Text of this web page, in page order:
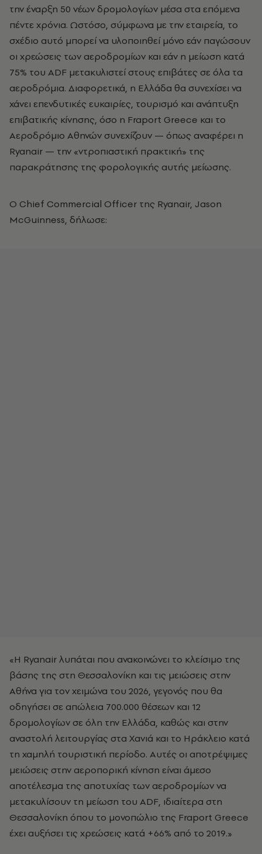
την έναρξη 50 νέων δρομολογίων μέσα στα επόμενα
πέντε χρόνια. Ωστόσο, σύμφωνα με την εταιρεία, το
σχέδιο αυτό μπορεί να υλοποιηθεί μόνο εάν παγώσουν
οι χρεώσεις των αεροδρομίων και εάν η μείωση κατά
75% του ADF μετακυλιστεί στους επιβάτες σε όλα τα
αεροδρόμια. Διαφορετικά, η Ελλάδα θα συνεχίσει να
χάνει επενδυτικές ευκαιρίες, τουρισμό και ανάπτυξη
επιβατικής κίνησης, όσο η Fraport Greece και το
Αεροδρόμιο Αθηνών συνεχίζουν — όπως αναφέρει η
Ryanair — την «ντροπιαστική πρακτική» της
παρακράτησης της φορολογικής αυτής μείωσης.
Ο Chief Commercial Officer της Ryanair, Jason
McGuinness, δήλωσε:
«Η Ryanair λυπάται που ανακοινώνει το κλείσιμο της
βάσης της στη Θεσσαλονίκη και τις μειώσεις στην
Αθήνα για τον χειμώνα του 2026, γεγονός που θα
οδηγήσει σε απώλεια 700.000 θέσεων και 12
δρομολογίων σε όλη την Ελλάδα, καθώς και στην
αναστολή λειτουργίας στα Χανιά και το Ηράκλειο κατά
τη χαμηλή τουριστική περίοδο. Αυτές οι αποτρέψιμες
μειώσεις στην αεροπορική κίνηση είναι άμεσο
αποτέλεσμα της αποτυχίας των αεροδρομίων να
μετακυλίσουν τη μείωση του ADF, ιδιαίτερα στη
Θεσσαλονίκη όπου το μονοπώλιο της Fraport Greece
έχει αυξήσει τις χρεώσεις κατά +66% από το 2019.»